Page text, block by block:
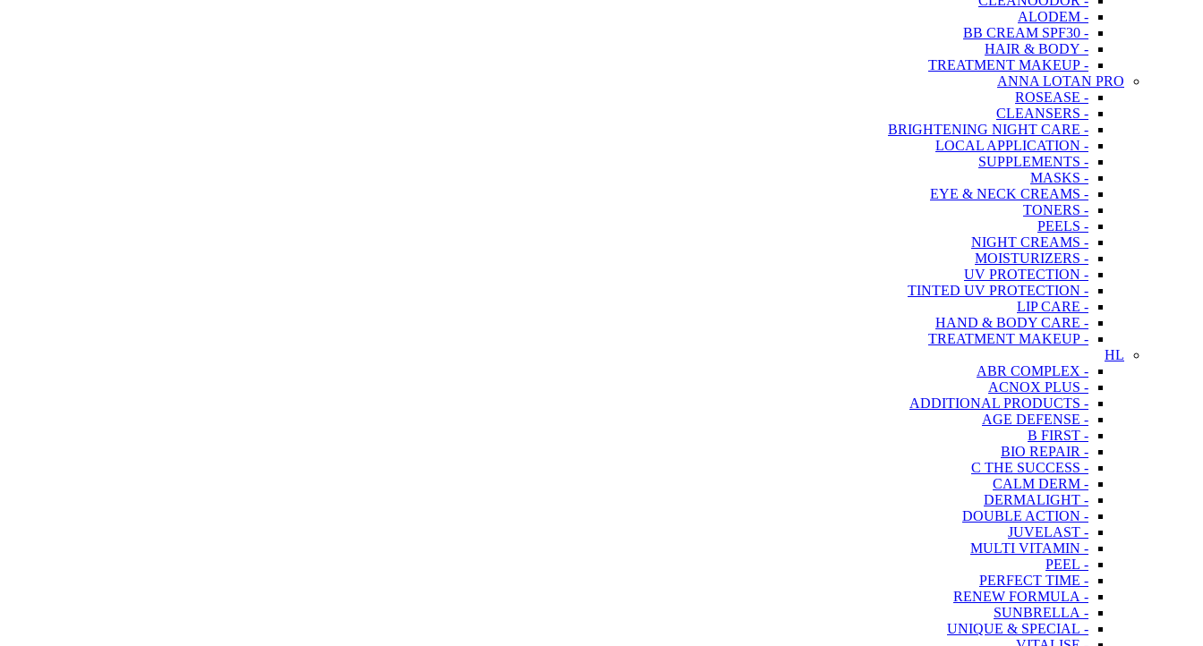
- ALODEM
- BB CREAM SPF30
- HAIR & BODY
- TREATMENT MAKEUP
ANNA LOTAN PRO
- ROSEASE
- CLEANSERS
- BRIGHTENING NIGHT CARE
- LOCAL APPLICATION
- SUPPLEMENTS
- MASKS
- EYE & NECK CREAMS
- TONERS
- PEELS
- NIGHT CREAMS
- MOISTURIZERS
- UV PROTECTION
- TINTED UV PROTECTION
- LIP CARE
- HAND & BODY CARE
- TREATMENT MAKEUP
HL
- ABR COMPLEX
- ACNOX PLUS
- ADDITIONAL PRODUCTS
- AGE DEFENSE
- B FIRST
- BIO REPAIR
- C THE SUCCESS
- CALM DERM
- DERMALIGHT
- DOUBLE ACTION
- JUVELAST
- MULTI VITAMIN
- PEEL
- PERFECT TIME
- RENEW FORMULA
- SUNBRELLA
- UNIQUE & SPECIAL